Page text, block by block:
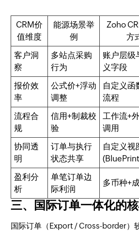
CRM价
值维度
能源场景举
例
Zoho
方
客户洞
察
多站点采购
行为
账户层级
义字段
报价效
率
公式价+浮动
调整
自定义函
流程
流程合
规
信用+制裁校
验
工作流+
调用
协同透
明
订单与执行
状态共享
自定义视
盈利分
析
单笔订单边
际利润
多币种+
三、国际订单一体化的
国际订单（Export / Cross-border）